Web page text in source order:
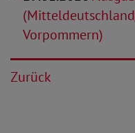
Vorpommern)
Zurück